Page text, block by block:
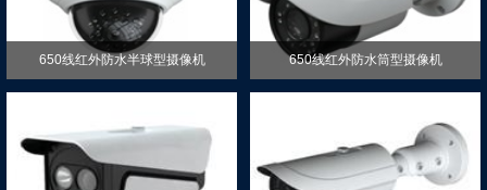
650线红外防水半球型摄像机 650线红外防水筒型摄像机